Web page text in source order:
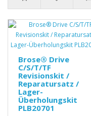
Brose® Drive
C/S/T/TF
Revisionskit /
Reparatursatz /
Lager-
Überholungskit
PLB20701